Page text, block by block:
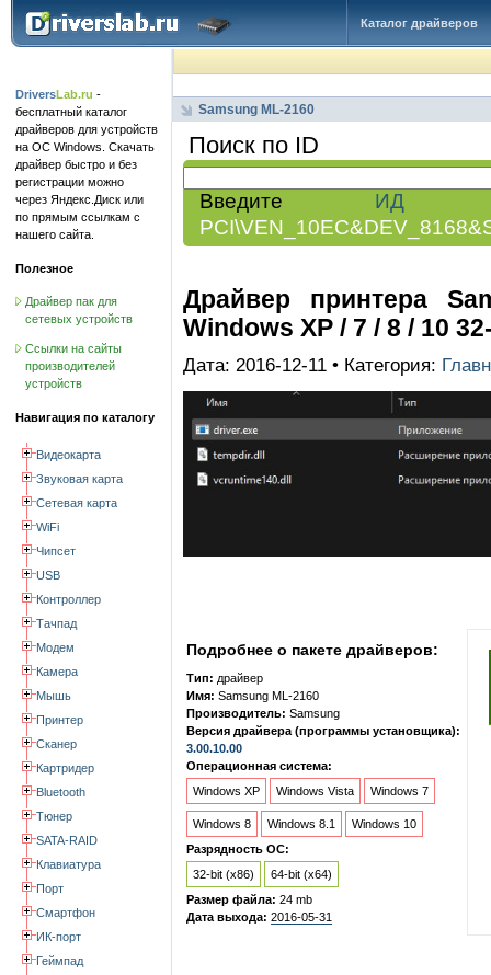
Каталог драйверов
DriversLab.ru -
бесплатный каталог
драйверов для устройств
на ОС Windows. Скачать
драйвер быстро и без
регистрации можно
через Яндекс.Диск или
по прямым ссылкам с
нашего сайта.
Полезное
Драйвер пак для
сетевых устройств
Ссылки на сайты
производителей
устройств
Навигация по каталогу
Видеокарта
Звуковая карта
Сетевая карта
WiFi
Чипсет
USB
Контроллер
Тачпад
Модем
Камера
Мышь
Принтер
Сканер
Картридер
Bluetooth
Тюнер
SATA-RAID
Клавиатура
Порт
Смартфон
ИК-порт
Геймпад
Samsung ML-2160
Поиск по ID
Введите ИД
Драйвер принтера
Windows XP / 7 / 8 / 10
Дата: 2016-12-11 • Категория:
Подробнее о пакете драйверов:
Тип: драйвер
Имя: Samsung ML-2160
Производитель: Samsung
Версия драйвера (программы установщика):
3.00.10.00
Операционная система:
Windows XP
Windows Vista Windows 7
Windows 8 Windows 8.1
Windows 10
Разрядность ОС:
32-bit (x86)
64-bit (x64)
Размер файла: 24 mb
Дата выхода: 2016-05-31